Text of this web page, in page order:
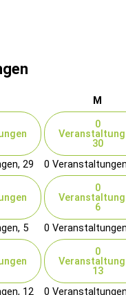
M
29
0
30
0
5
0
6
0
12
0
13
0